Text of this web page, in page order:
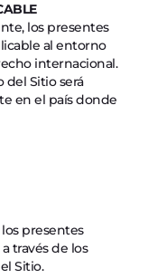
los presentes
al entorno
internacional.
del Sitio será
en el país donde
presentes
través de los
Sitio.